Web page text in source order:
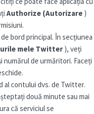
Authorize (Autorizare )
bord principal. În secțiunea
mele Twitter ), veți
numărul de urmăritori. Faceți
al contului dvs. de Twitter.
două minute sau mai
că serviciul se